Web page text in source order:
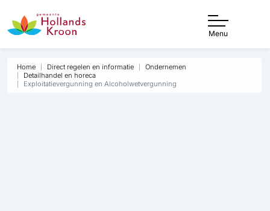
Menu
Home Direct regelen en informatie
Ondernemen
Detailhandel en horeca
Exploitatievergunning en Alcoholwetvergunning